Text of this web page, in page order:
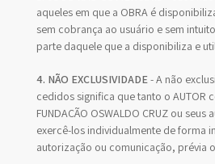
aqueles em que a OBRA é
sem cobrança ao usuário e sem
parte daquele que a disponibiliza e
4. NÃO EXCLUSIVIDADE- A não
cedidos significa que tanto o AUTOR
FUNDAÇÃO OSWALDO CRUZ ou
exercê-los individualmente de forma
autorização ou comunicação, prévia